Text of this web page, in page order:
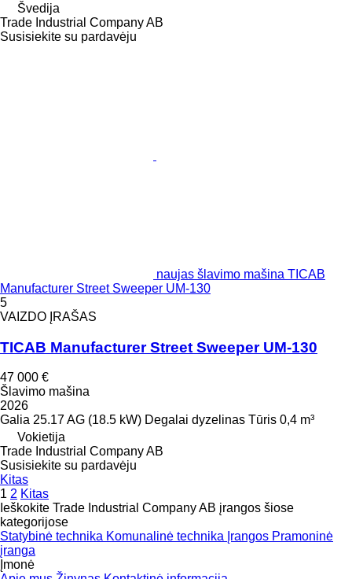
Švedija
Trade Industrial Company AB
Susisiekite su pardavėju
naujas šlavimo mašina TICAB
Manufacturer Street Sweeper UM-130
5
VAIZDO ĮRAŠAS
TICAB Manufacturer Street Sweeper UM-130
47 000 €
Šlavimo mašina
2026
Galia 25.17 AG (18.5 kW) Degalai dyzelinas Tūris 0,4 m³
Vokietija
Trade Industrial Company AB
Susisiekite su pardavėju
Kitas
1 2 Kitas
Ieškokite Trade Industrial Company AB įrangos šiose
kategorijose
Statybinė technika Komunalinė technika Įrangos Pramoninė
įranga
Įmonė